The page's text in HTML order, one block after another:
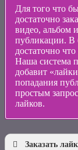
Для того что
достаточно
видео, альбом
публикации. В
достаточно
Наша система
добавит
попадания
простым
лайков.
Заказать